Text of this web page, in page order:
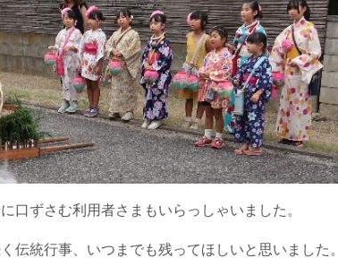
口ずさむ利用者さまもいらっしゃいました。
伝統行事、いつまでも残ってほしいと思いました。